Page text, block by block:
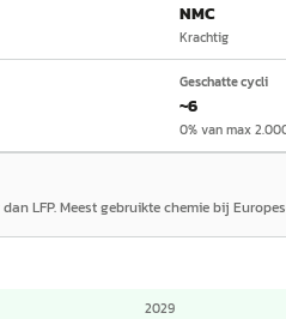
NMC
Krachtig
Geschatte cycli
~6
0% van max
LFP. Meest gebruikte chemie bij
2029